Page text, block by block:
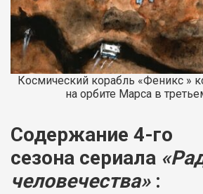
Космический корабль «Феникс »
на орбите Марса в
Содержание 4-го
сезона сериала
человечества»: